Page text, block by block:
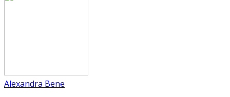
Alexandra Bene